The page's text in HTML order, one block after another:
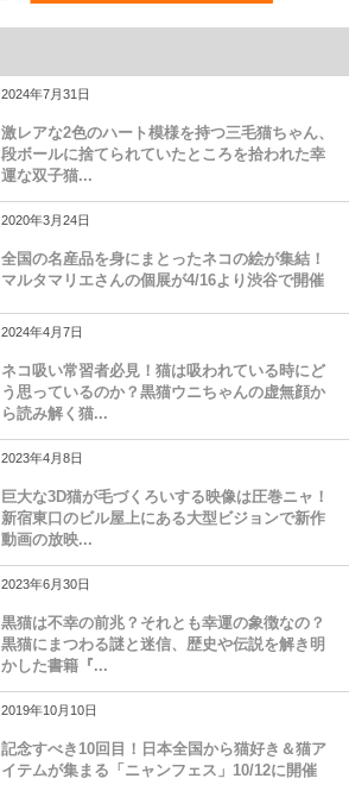
2024年7月31日
激レアな2色のハート模様を持つ三毛猫ちゃん、
段ボールに捨てられていたところを拾われた幸
運な双子猫...
2020年3月24日
全国の名産品を身にまとったネコの絵が集結！
マルタマリエさんの個展が4/16より渋谷で開催
2024年4月7日
ネコ吸い常習者必見！猫は吸われている時にど
う思っているのか？黒猫ウニちゃんの虚無顔か
ら読み解く猫...
2023年4月8日
巨大な3D猫が毛づくろいする映像は圧巻ニャ！
新宿東口のビル屋上にある大型ビジョンで新作
動画の放映...
2023年6月30日
黒猫は不幸の前兆？それとも幸運の象徴なの？
黒猫にまつわる謎と迷信、歴史や伝説を解き明
かした書籍『...
2019年10月10日
記念すべき10回目！日本全国から猫好き＆猫ア
イテムが集まる「ニャンフェス」10/12に開催